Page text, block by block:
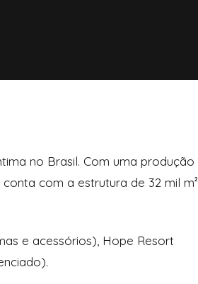
no Brasil. Com uma produção
com a estrutura de 32 mil m²
e acessórios), Hope Resort